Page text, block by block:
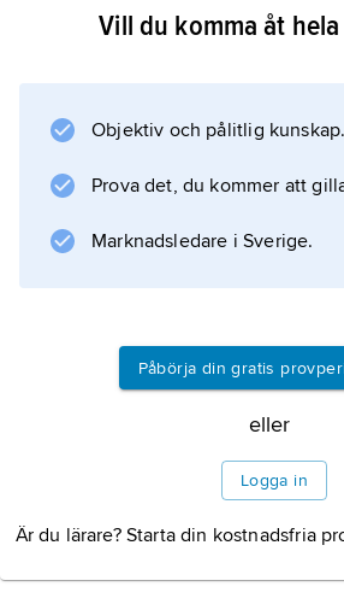
”kast”.
samhällsgrupper som en
sin tur klassificeras enligt
varna
, som ungefär motsvarar de
Information om artikeln
Vill du komma åt
Objektiv och pålitlig kunskap.
Prova det, du kommer att
Marknadsledare i Sverige.
Påbörja din gratis
eller
Logga in
Är du lärare? Starta din kostnadsfria